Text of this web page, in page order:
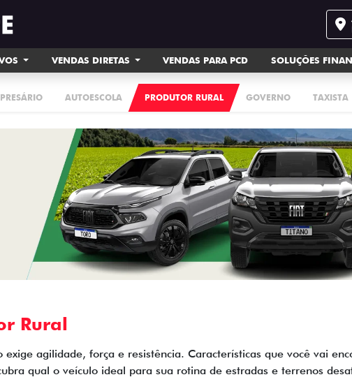
VENDAS DIRETAS VENDAS PARA PCD SOLUÇÕES
AUTOESCOLA PRODUTOR RURAL GOVERNO TAXISTA
Rural
exige agilidade, força e resistência. Características que você vai
qual o veículo ideal para sua rotina de estradas e terrenos